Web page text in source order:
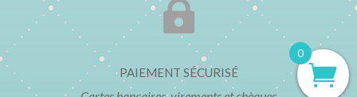

PAIEMENT SÉCURISÉ
0